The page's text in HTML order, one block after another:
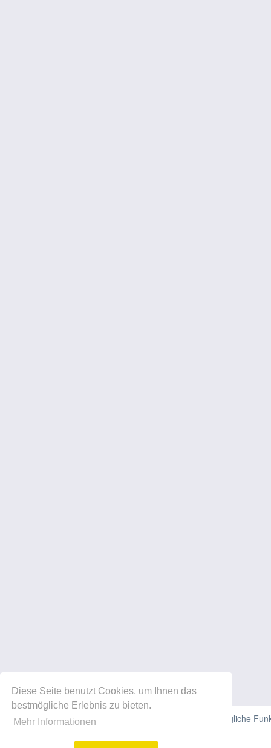
Diese Seite benutzt Cookies, um Ihnen das
bestmögliche Erlebnis zu bieten.
Mehr Informationen
Diese Website verwendet Cookies, um Ihnen die bestmögliche